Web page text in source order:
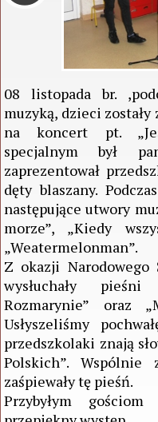
08 listopada br.
muzyką, dzieci zostały
na koncert pt.
specjalnym był
zaprezentował
dęty blaszany.
następujące utwory
morze”, „Kiedy
„Weatermelonman”.
Z okazji Narodowego
wysłuchały
Rozmarynie” oraz
Usłyszeliśmy
przedszkolaki znają
Polskich”.
zaśpiewały tę pieśń.
Przybyłym